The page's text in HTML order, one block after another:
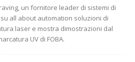
un fornitore leader di sistemi di
all about automation soluzioni di
laser e mostra dimostrazioni dal
UV di FOBA.